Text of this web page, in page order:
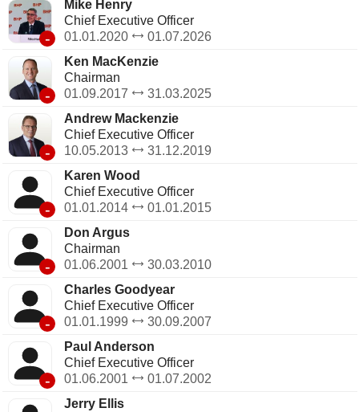
-
Mike Henry
Chief Executive Officer
01.01.2020
01.07.2026
-
Ken MacKenzie
Chairman
01.09.2017
31.03.2025
-
Andrew Mackenzie
Chief Executive Officer
10.05.2013
31.12.2019
-
Karen Wood
Chief Executive Officer
01.01.2014
01.01.2015
-
Don Argus
Chairman
01.06.2001
30.03.2010
-
Charles Goodyear
Chief Executive Officer
01.01.1999
30.09.2007
-
Paul Anderson
Chief Executive Officer
01.06.2001
01.07.2002
Jerry Ellis